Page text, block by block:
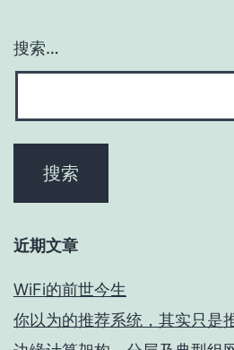
搜索…
近期文章
WiFi的前世今生
你以为的推荐系统，其实只是